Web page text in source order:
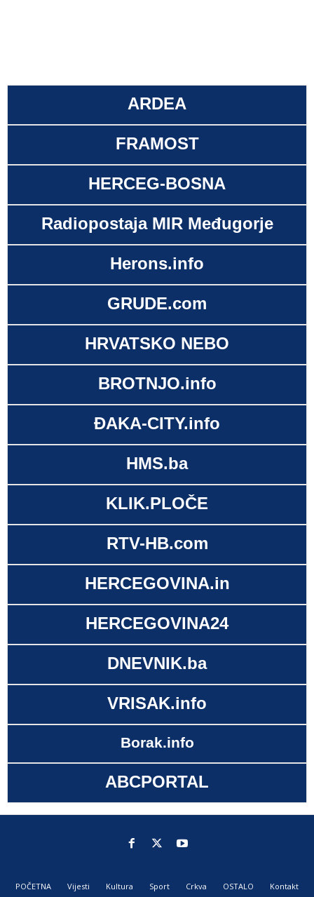
ARDEA
FRAMOST
HERCEG-BOSNA
Radiopostaja MIR Međugorje
Herons.info
GRUDE.com
HRVATSKO NEBO
BROTNJO.info
ĐAKA-CITY.info
HMS.ba
KLIK.PLOČE
RTV-HB.com
HERCEGOVINA.in
HERCEGOVINA24
DNEVNIK.ba
VRISAK.info
Borak.info
ABCPORTAL
POČETNA Vijesti Kultura Sport Crkva OSTALO Kontakt